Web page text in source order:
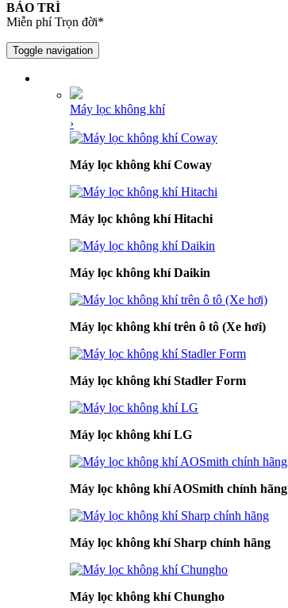
BẢO TRÌ
Miễn phí Trọn đời*
Toggle navigation
Máy lọc không khí
›
Máy lọc không khí Coway
Máy lọc không khí Hitachi
Máy lọc không khí Daikin
Máy lọc không khí trên ô tô (Xe hơi)
Máy lọc không khí Stadler Form
Máy lọc không khí LG
Máy lọc không khí AOSmith chính hãng
Máy lọc không khí Sharp chính hãng
Máy lọc không khí Chungho